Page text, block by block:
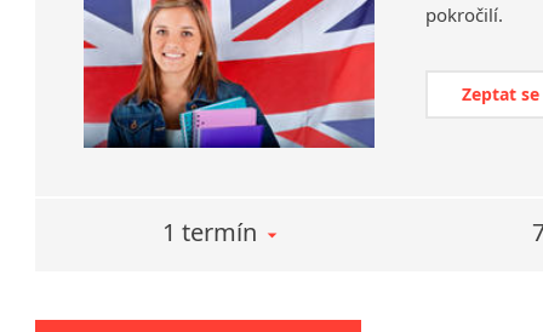
pokročilí.
Zeptat
1 termín